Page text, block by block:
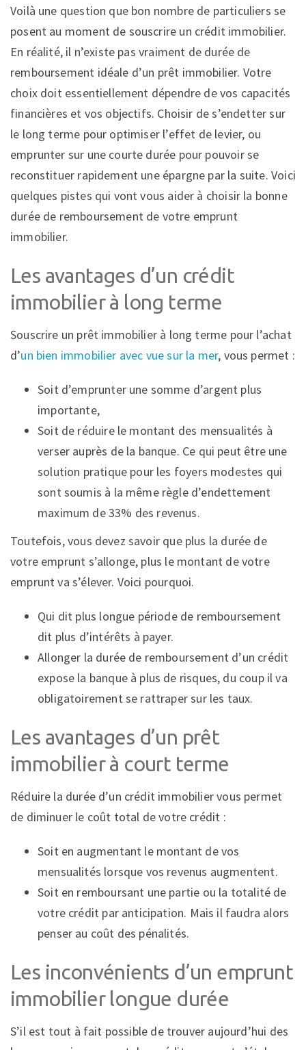
Voilà une question que bon nombre de particuliers se
posent au moment de souscrire un crédit immobilier.
En réalité, il n’existe pas vraiment de durée de
remboursement idéale d’un prêt immobilier. Votre
choix doit essentiellement dépendre de vos capacités
financières et vos objectifs. Choisir de s’endetter sur
le long terme pour optimiser l’effet de levier, ou
emprunter sur une courte durée pour pouvoir se
reconstituer rapidement une épargne par la suite. Voici
quelques pistes qui vont vous aider à choisir la bonne
durée de remboursement de votre emprunt
immobilier.
Les avantages d’un crédit
immobilier à long terme
Souscrire un prêt immobilier à long terme pour l’achat
d’un bien immobilier avec vue sur la mer, vous permet :
Soit d’emprunter une somme d’argent plus
importante,
Soit de réduire le montant des mensualités à
verser auprès de la banque. Ce qui peut être une
solution pratique pour les foyers modestes qui
sont soumis à la même règle d’endettement
maximum de 33% des revenus.
Toutefois, vous devez savoir que plus la durée de
votre emprunt s’allonge, plus le montant de votre
emprunt va s’élever. Voici pourquoi.
Qui dit plus longue période de remboursement
dit plus d’intérêts à payer.
Allonger la durée de remboursement d’un crédit
expose la banque à plus de risques, du coup il va
obligatoirement se rattraper sur les taux.
Les avantages d’un prêt
immobilier à court terme
Réduire la durée d’un crédit immobilier vous permet
de diminuer le coût total de votre crédit :
Soit en augmentant le montant de vos
mensualités lorsque vos revenus augmentent.
Soit en remboursant une partie ou la totalité de
votre crédit par anticipation. Mais il faudra alors
penser au coût des pénalités.
Les inconvénients d’un emprunt
immobilier longue durée
S’il est tout à fait possible de trouver aujourd’hui des